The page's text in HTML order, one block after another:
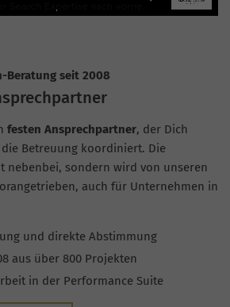
Beratung seit 2008
festen Ansprechpartner, der Dich
Betreuung koordiniert. Die
nebenbei, sondern wird von unseren
auch für Unternehmen in
und direkte Abstimmung
aus über 800 Projekten
in der Performance Suite